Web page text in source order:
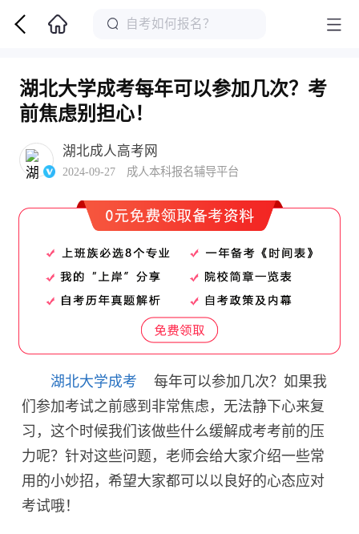
湖北大学成考每年可以参加几次？考
前焦虑别担心！
湖北成人高考网
2024-09-27 成人本科报名辅导平台
湖北大学成考
每年可以参加几次？如果我
们参加考试之前感到非常焦虑，无法静下心来复
习，这个时候我们该做些什么缓解成考考前的压
力呢？针对这些问题，老师会给大家介绍一些常
用的小妙招，希望大家都可以以良好的心态应对
考试哦！